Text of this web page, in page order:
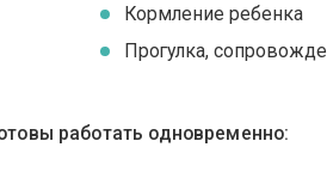
Кормление ребенка
Прогулка,
работать одновременно: